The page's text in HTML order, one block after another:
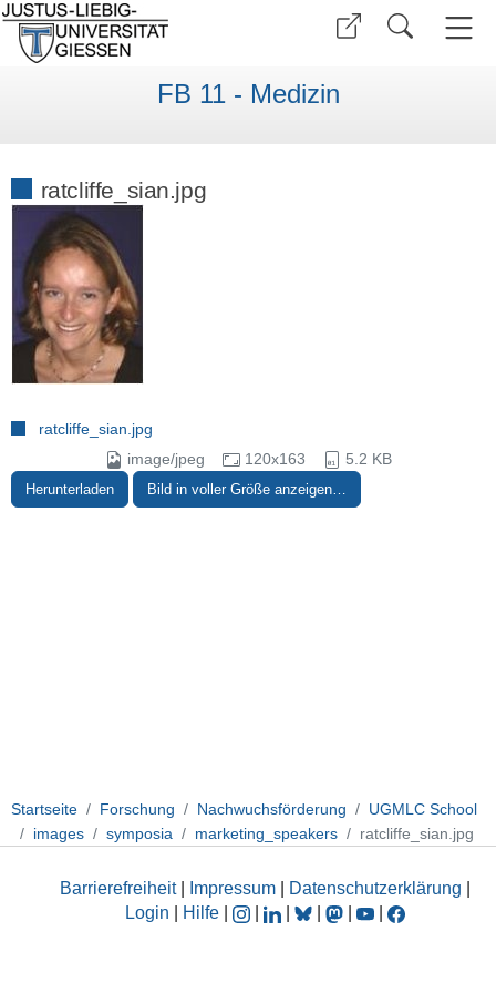
FB 11 - Medizin
ratcliffe_sian.jpg
ratcliffe_sian.jpg
image/jpeg
120x163 5.2 KB
Herunterladen Bild in voller Größe anzeigen…
Startseite Forschung Nachwuchsförderung
UGMLC School
images
symposia marketing_speakers ratcliffe_sian.jpg
Barrierefreiheit| Impressum Datenschutzerklärung
Login
Hilfe